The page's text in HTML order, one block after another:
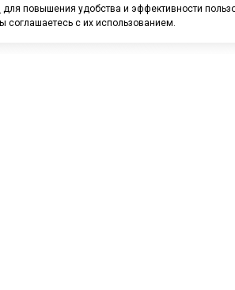
для повышения удобства и эффективности
соглашаетесь с их использованием.